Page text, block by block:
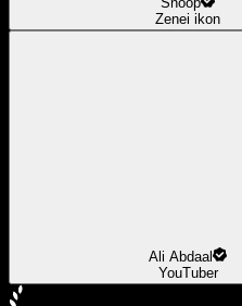
Zenei ikon
Ali Abdaal
YouTuber